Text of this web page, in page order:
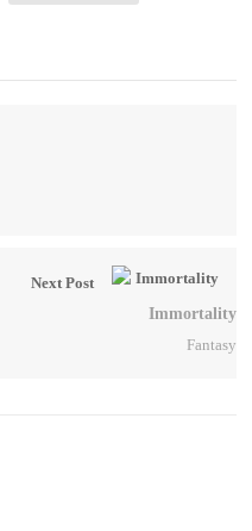
Next Post
Immortality
Fantasy